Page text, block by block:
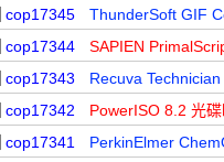
cop17345
ThunderSoft GIF
cop17344
SAPIEN
cop17343
Recuva
cop17342
PowerISO 8.2 光
cop17341
PerkinElmer